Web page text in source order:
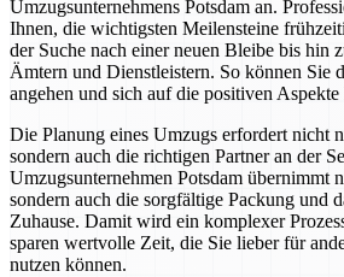
Umzugsunternehmens Potsdam an.
Ihnen, die wichtigsten Meilensteine
der Suche nach einer neuen Bleibe bis hin
Ämtern und Dienstleistern. So können Sie
angehen und sich auf die positiven
Die Planung eines Umzugs erfordert nicht
sondern auch die richtigen Partner an der
Umzugsunternehmen Potsdam übernimmt
sondern auch die sorgfältige Packung und
Zuhause. Damit wird ein komplexer
sparen wertvolle Zeit, die Sie lieber für
nutzen können.